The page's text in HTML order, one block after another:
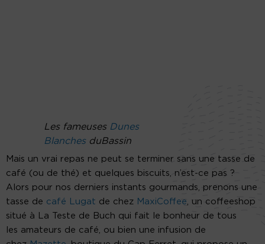
Les fameusesDunes
BlanchesduBassin
Mais un vrai repas ne peut se terminer sans une tasse de
café (ou de thé) et quelques biscuits, n’est-ce pas ?
Alors pour nos derniers instants gourmands, prenons une
tasse de café Lugat de chez MaxiCoffee, un coffeeshop
situé à La Teste de Buch qui fait le bonheur de tous
les amateurs de café, ou bien une infusion de